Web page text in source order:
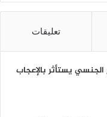
تعليقات
يستأثر بالإعجاب